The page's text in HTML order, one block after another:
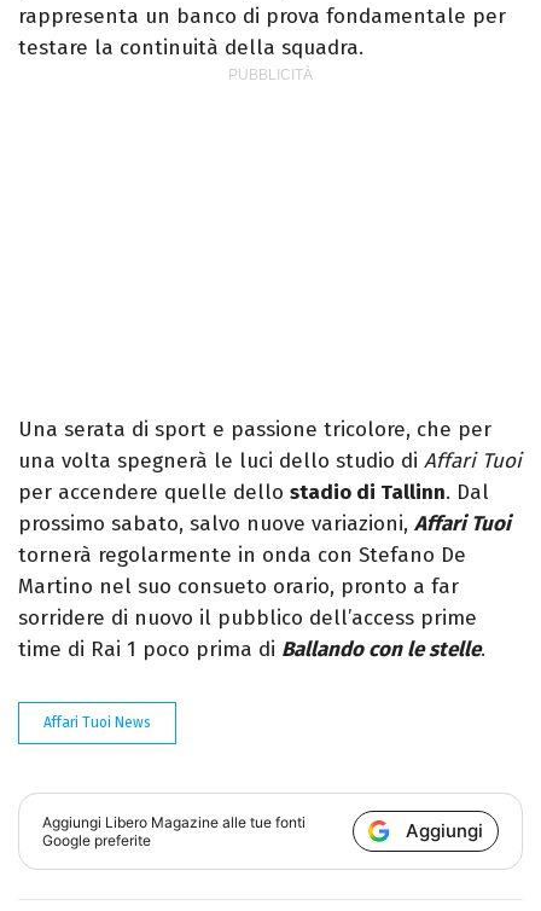
rappresenta un banco di prova fondamentale per
testare la continuità della squadra.
Una serata di sport e passione tricolore, che per
una volta spegnerà le luci dello studio di Affari Tuoi
per accendere quelle dello stadio di Tallinn. Dal
prossimo sabato, salvo nuove variazioni, Affari Tuoi
tornerà regolarmente in onda con Stefano De
Martino nel suo consueto orario, pronto a far
sorridere di nuovo il pubblico dell’access prime
time di Rai 1 poco prima di Ballando con le stelle.
Affari Tuoi News
Aggiungi Libero Magazine alle tue fonti
Google preferite
Aggiungi